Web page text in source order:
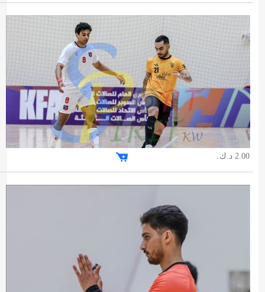
2.00 د.ك.